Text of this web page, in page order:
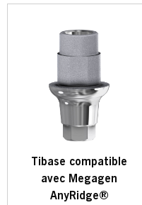
Tibase compatible
avec Megagen
AnyRidge®